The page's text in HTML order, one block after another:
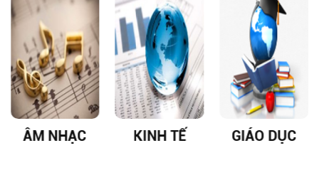
ÂM NHẠC KINH TẾ GIÁO DỤC